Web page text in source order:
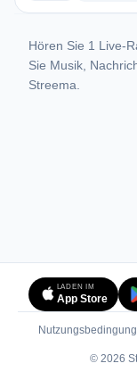
Hören Sie 1 Live-
Sie Musik,
Streema.
LADEN IM
App Store
© 2026